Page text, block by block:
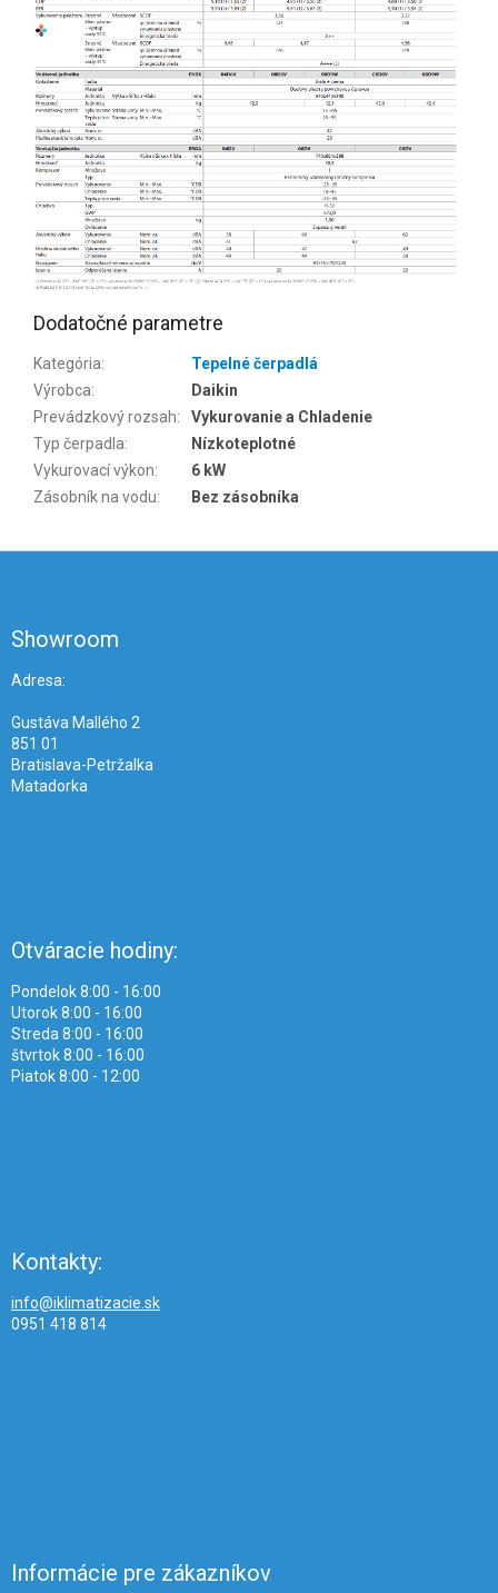
Dodatočné parametre
Kategória:
Tepelné čerpadlá
Výrobca:
Daikin
Prevádzkový rozsah:
Vykurovanie a Chladenie
Typ čerpadla:
Nízkoteplotné
Vykurovací výkon:
6 kW
Zásobník na vodu: Bez zásobníka
Showroom
Adresa:
Gustáva Mallého 2
851 01
Bratislava-Petržalka
Matadorka
Otváracie hodiny:
Pondelok 8:00 - 16:00
Utorok 8:00 - 16:00
Streda 8:00 - 16:00
štvrtok 8:00 - 16:00
Piatok 8:00 - 12:00
Kontakty:
info@iklimatizacie.sk
0951 418 814
Informácie pre zákazníkov